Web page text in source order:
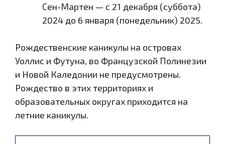
Сен-Мартен — с 21 декабря (суббота)
2024 до 6 января (понедельник) 2025.
Рождественские каникулы на островах
Уоллис и Футуна, во Французской Полинезии
и Новой Каледонии не предусмотрены.
Рождество в этих территориях и
образовательных округах приходится на
летние каникулы.